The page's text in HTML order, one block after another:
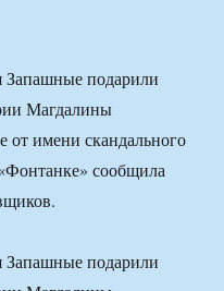
Запашные подарили
Магдалины
от имени скандального
сообщила
Запашные подарили